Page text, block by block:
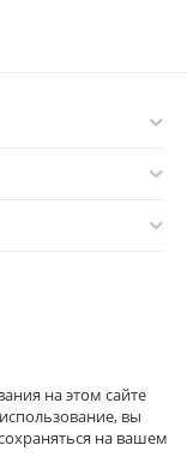
на этом сайте
вы
на вашем